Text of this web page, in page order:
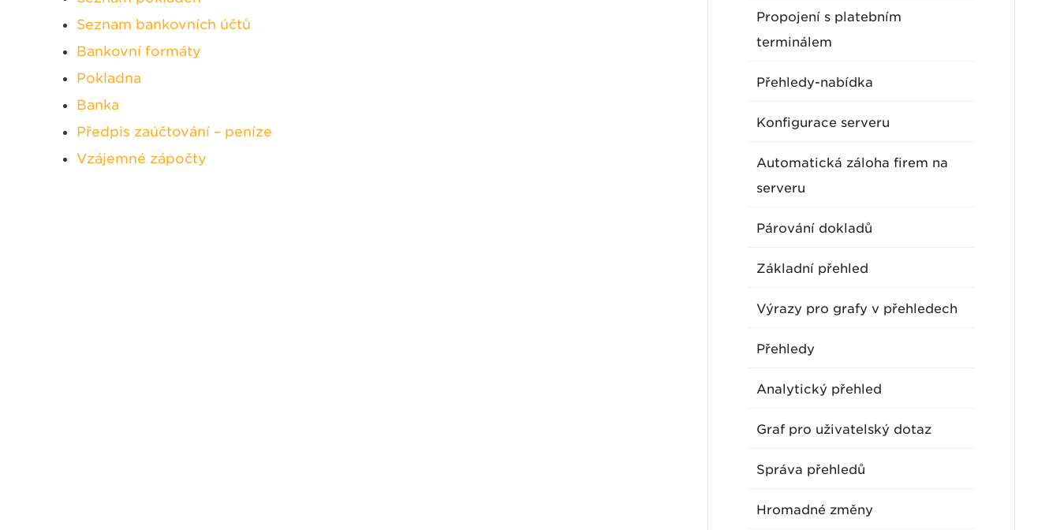
Seznam bankovních účtů
Bankovní formáty
Pokladna
Banka
Předpis zaúčtování – peníze
Vzájemné zápočty
Propojení s platebním
terminálem
Přehledy-nabídka
Konfigurace serveru
Automatická záloha firem na
serveru
Párování dokladů
Základní přehled
Výrazy pro grafy v přehledech
Přehledy
Analytický přehled
Graf pro uživatelský dotaz
Správa přehledů
Hromadné změny